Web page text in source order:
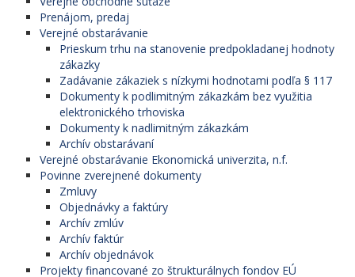
Prenájom, predaj
Verejné obstarávanie
Prieskum trhu na stanovenie predpokladanej hodnoty
zákazky
Zadávanie zákaziek s nízkymi hodnotami podľa § 117
Dokumenty k podlimitným zákazkám bez využitia
elektronického trhoviska
Dokumenty k nadlimitným zákazkám
Archív obstarávaní
Verejné obstarávanie Ekonomická univerzita, n.f.
Povinne zverejnené dokumenty
Zmluvy
Objednávky a faktúry
Archív zmlúv
Archív faktúr
Archív objednávok
Projekty financované zo štrukturálnych fondov EÚ